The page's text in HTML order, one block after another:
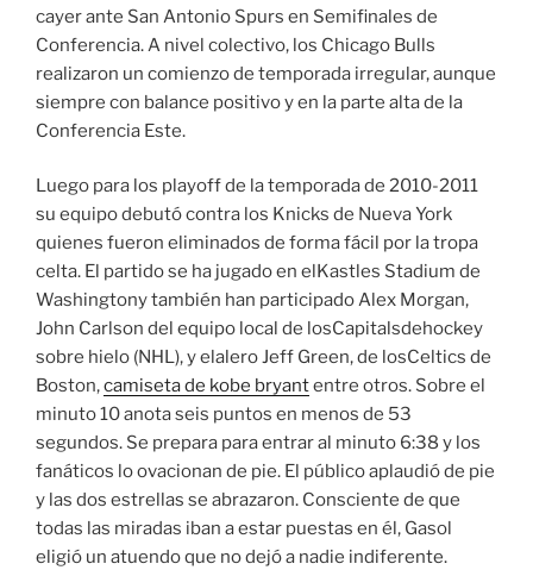
cayer ante San Antonio Spurs en Semifinales de
Conferencia. A nivel colectivo, los Chicago Bulls
realizaron un comienzo de temporada irregular, aunque
siempre con balance positivo y en la parte alta de la
Conferencia Este.
Luego para los playoff de la temporada de 2010-2011
su equipo debutó contra los Knicks de Nueva York
quienes fueron eliminados de forma fácil por la tropa
celta. El partido se ha jugado en elKastles Stadium de
Washingtony también han participado Alex Morgan,
John Carlson del equipo local de losCapitalsdehockey
sobre hielo (NHL), y elalero Jeff Green, de losCeltics de
Boston,camiseta de kobe bryantentre otros. Sobre el
minuto 10 anota seis puntos en menos de 53
segundos. Se prepara para entrar al minuto 6:38 y los
fanáticos lo ovacionan de pie. El público aplaudió de pie
y las dos estrellas se abrazaron. Consciente de que
todas las miradas iban a estar puestas en él, Gasol
eligió un atuendo que no dejó a nadie indiferente.